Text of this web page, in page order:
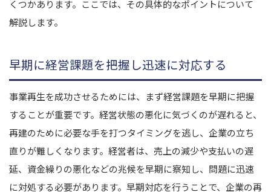
くつかあります。ここでは、その具体的なポイントについて
解説します。
早期に経営課題を把握し迅速に対応する
事業再生を成功させるためには、まず経営課題を早期に把握
することが重要です。経営状態の悪化に気づくのが遅れると、
再建のために必要な手を打つタイミングを逃し、企業の立ち
直りが難しくなります。経営者は、売上の減少や支払いの遅
延、資金繰りの悪化などの兆候を早期に察知し、問題に迅速
に対処する必要があります。早期対応を行うことで、企業の再